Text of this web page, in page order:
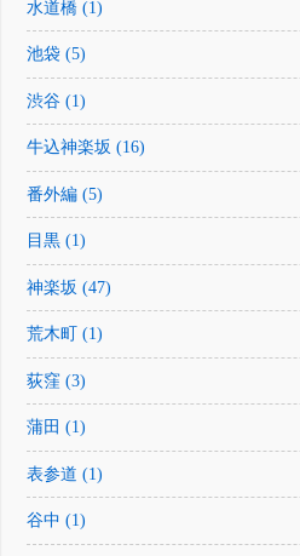
水道橋 (1)
池袋 (5)
渋谷 (1)
牛込神楽坂 (16)
番外編 (5)
目黒 (1)
神楽坂 (47)
荒木町 (1)
荻窪 (3)
蒲田 (1)
表参道 (1)
谷中 (1)